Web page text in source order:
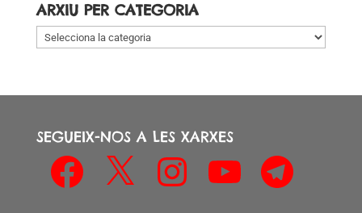
ARXIU PER CATEGORIA
Arxiu
per
SEGUEIX-NOS A LES XARXES
Facebook Instagram Telegram